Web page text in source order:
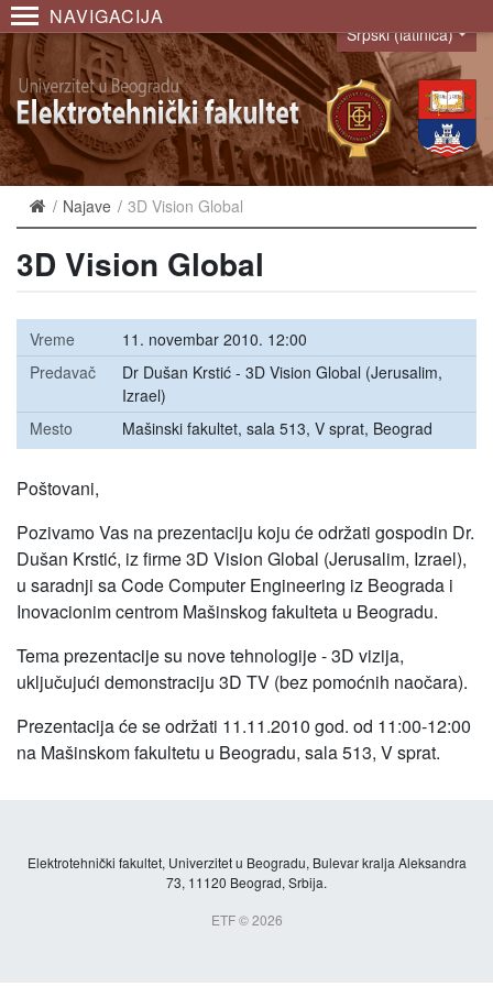
NAVIGACIJA
Language
Srpski (latinica)
Najave 3D Vision Global
3D Vision Global
Vreme
11. novembar 2010. 12:00
Predavač
Dr Dušan Krstić - 3D Vision Global (Jerusalim,
Izrael)
Mesto
Mašinski fakultet, sala 513, V sprat, Beograd
Poštovani,
Pozivamo Vas na prezentaciju koju će održati gospodin Dr.
Dušan Krstić, iz firme 3D Vision Global (Jerusalim, Izrael),
u saradnji sa Code Computer Engineering iz Beograda i
Inovacionim centrom Mašinskog fakulteta u Beogradu.
Tema prezentacije su nove tehnologije - 3D vizija,
uključujući demonstraciju 3D TV (bez pomoćnih naočara).
Prezentacija će se održati 11.11.2010 god. od 11:00-12:00
na Mašinskom fakultetu u Beogradu, sala 513, V sprat.
Elektrotehnički fakultet, Univerzitet u Beogradu, Bulevar kralja Aleksandra
73, 11120 Beograd, Srbija.
ETF © 2026